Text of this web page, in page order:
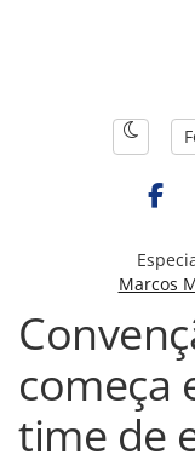
Marcos
começa
time de